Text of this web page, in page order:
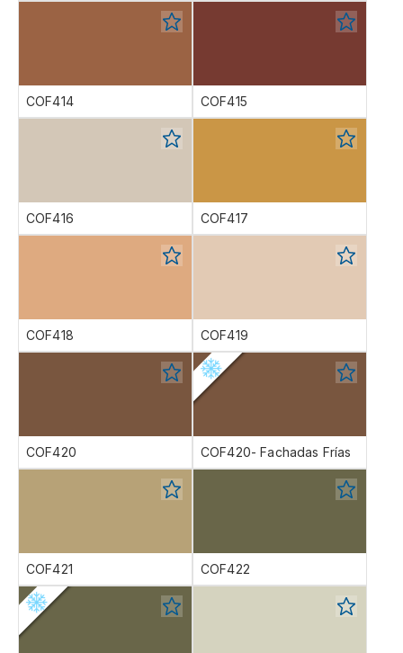
COF414 COF415
COF416 COF417
COF418 COF419
COF420 COF420- Fachadas Frías
COF421 COF422